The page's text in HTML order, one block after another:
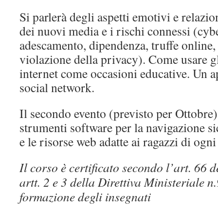
Si parlerà degli aspetti emotivi e
dei nuovi media e i rischi connessi
adescamento, dipendenza, truffe
violazione della privacy). Come usare
internet come occasioni educative. Un
social network.
Il secondo evento (previsto per
strumenti software per la navigazione
e le risorse web adatte ai ragazzi di
Il corso è certificato secondo l’art. 66
artt. 2 e 3 della Direttiva Ministeriale
formazione degli insegnati